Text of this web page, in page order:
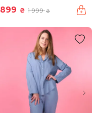
899 ₴ 1 999₴